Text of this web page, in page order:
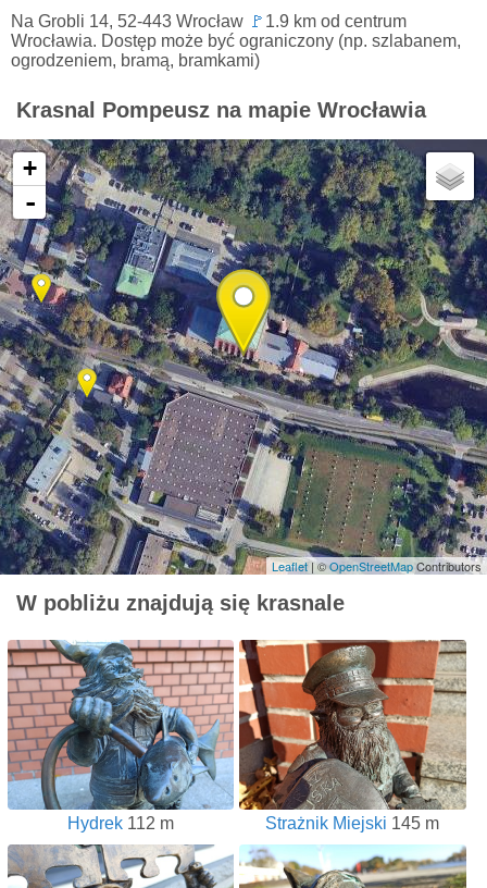
Na Grobli 14, 52-443 Wrocław 🚩 1.9 km od centrum
Wrocławia. Dostęp może być ograniczony (np. szlabanem,
ogrodzeniem, bramą, bramkami)
Krasnal Pompeusz na mapie Wrocławia
+
-
Leaflet| ©OpenStreetMapContributors
W pobliżu znajdują się krasnale
Hydrek 112 m Strażnik Miejski 145 m